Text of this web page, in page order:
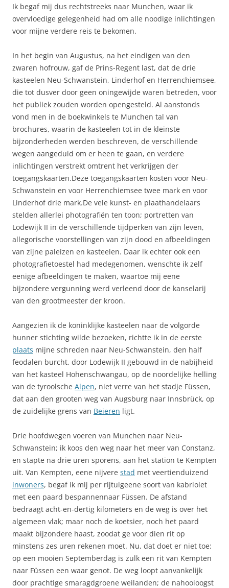
Ik begaf mij dus rechtstreeks naar Munchen, waar ik
overvloedige gelegenheid had om alle noodige inlichtingen
voor mijne verdere reis te bekomen.
In het begin van Augustus, na het eindigen van den
zwaren hofrouw, gaf de Prins-Regent last, dat de drie
kasteelen Neu-Schwanstein, Linderhof en Herrenchiemsee,
die tot dusver door geen oningewijde waren betreden, voor
het publiek zouden worden opengesteld. Al aanstonds
vond men in de boekwinkels te Munchen tal van
brochures, waarin de kasteelen tot in de kleinste
bijzonderheden werden beschreven, de verschillende
wegen aangeduid om er heen te gaan, en verdere
inlichtingen verstrekt omtrent het verkrijgen der
toegangskaarten.Deze toegangskaarten kosten voor Neu-
Schwanstein en voor Herrenchiemsee twee mark en voor
Linderhof drie mark.De vele kunst- en plaathandelaars
stelden allerlei photografiën ten toon; portretten van
Lodewijk II in de verschillende tijdperken van zijn leven,
allegorische voorstellingen van zijn dood en afbeeldingen
van zijne paleizen en kasteelen. Daar ik echter ook een
photografietoestel had medegenomen, wenschte ik zelf
eenige afbeeldingen te maken, waartoe mij eene
bijzondere vergunning werd verleend door de kanselarij
van den grootmeester der kroon.
Aangezien ik de koninklijke kasteelen naar de volgorde
hunner stichting wilde bezoeken, richtte ik in de eerste
plaats mijne schreden naar Neu-Schwanstein, den half
feodalen burcht, door Lodewijk II gebouwd in de nabijheid
van het kasteel Hohenschwangau, op de noordelijke helling
van de tyroolsche Alpen, niet verre van het stadje Füssen,
dat aan den grooten weg van Augsburg naar Innsbrück, op
de zuidelijke grens van Beieren ligt.
Drie hoofdwegen voeren van Munchen naar Neu-
Schwanstein; ik koos den weg naar het meer van Constanz,
en stapte na drie uren sporens, aan het station te Kempten
uit. Van Kempten, eene nijvere stad met veertienduizend
inwoners, begaf ik mij per rijtuigeene soort van kabriolet
met een paard bespannennaar Füssen. De afstand
bedraagt acht-en-dertig kilometers en de weg is over het
algemeen vlak; maar noch de koetsier, noch het paard
maakt bijzondere haast, zoodat ge voor dien rit op
minstens zes uren rekenen moet. Nu, dat doet er niet toe:
op een mooien Septemberdag is zulk een rit van Kempten
naar Füssen een waar genot. De weg loopt aanvankelijk
door prachtige smaragdgroene weilanden; de nahooioogst